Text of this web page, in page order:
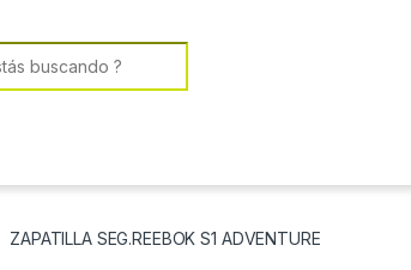
ZAPATILLA SEG.REEBOK S1 ADVENTURE